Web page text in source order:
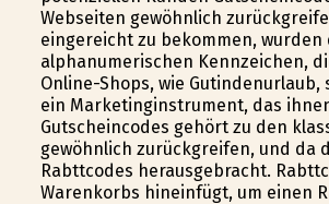
Webseiten gewöhnlich
eingereicht zu bekommen,
alphanumerischen Kennzeichen,
Online-Shops, wie
ein Marketinginstrument, das
Gutscheincodes gehört zu den
gewöhnlich zurückgreifen, und da
Rabttcodes herausgebracht.
Warenkorbs hineinfügt, um einen